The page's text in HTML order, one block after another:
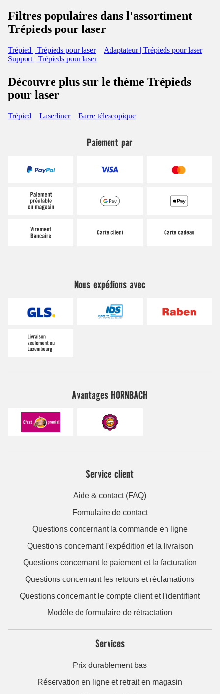
Filtres populaires dans l'assortiment
Trépieds pour laser
Trépied | Trépieds pour laser
Adaptateur | Trépieds pour laser
Support | Trépieds pour laser
Découvre plus sur le thème Trépieds
pour laser
Trépied Laserliner Barre télescopique
Paiement par
Nous expédions avec
Avantages HORNBACH
Service client
Aide & contact (FAQ)
Formulaire de contact
Questions concernant la commande en ligne
Questions concernant l'expédition et la livraison
Questions concernant le paiement et la facturation
Questions concernant les retours et réclamations
Questions concernant le compte client et l'identifiant
Modèle de formulaire de rétractation
Services
Prix durablement bas
Réservation en ligne et retrait en magasin